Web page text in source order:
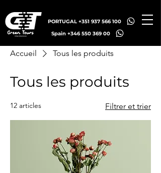
PORTUGAL +351 937 566 100
Spain +346 550 369 00
Accueil Tous les produits
Tous les produits
12 articles Filtrer et trier